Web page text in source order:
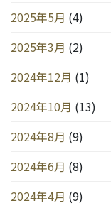
2025年5月 (4)
2025年3月 (2)
2024年12月 (1)
2024年10月 (13)
2024年8月 (9)
2024年6月 (8)
2024年4月 (9)